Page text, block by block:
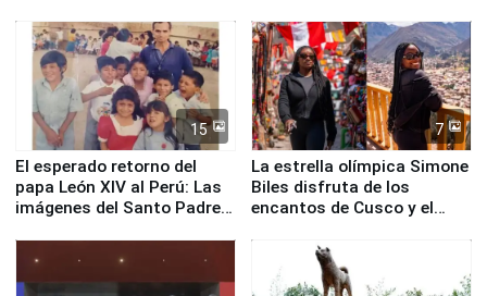
de Chile
15
El esperado retorno del
papa León XIV al Perú: Las
imágenes del Santo Padre
7
La estrella olímpica Simone
Biles disfruta de los
encantos de Cusco y el